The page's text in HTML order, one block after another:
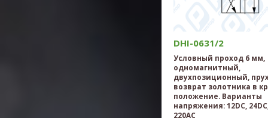
DHI-0631/2
Условный проход 6 мм,
одномагнитный,
двухпозиционный,
возврат золотника в
положение. Варианты
напряжения: 12DC,
220AC